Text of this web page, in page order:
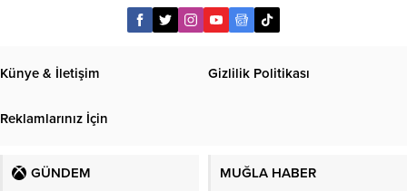
Künye & İletişim Gizlilik Politikası
Reklamlarınız İçin
GÜNDEM MUĞLA HABER